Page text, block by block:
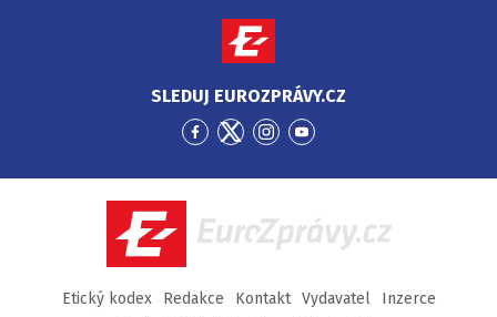
SLEDUJ EUROZPRÁVY.CZ
Přejít
Facebook
Přejít
Twitter
Přejít
Instagram
Přejít
YouTube
EuroZprávy.cz
Etický kodex Redakce Kontakt Vydavatel
Inzerce